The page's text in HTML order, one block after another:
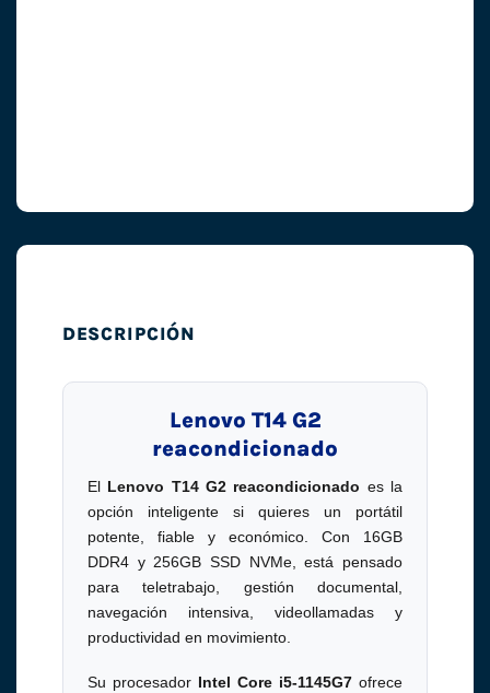
DESCRIPCIÓN
Lenovo T14 G2
reacondicionado
El Lenovo T14 G2 reacondicionado es la
opción inteligente si quieres un portátil
potente, fiable y económico. Con 16GB
DDR4 y 256GB SSD NVMe, está pensado
para teletrabajo, gestión documental,
navegación intensiva, videollamadas y
productividad en movimiento.
Su procesador Intel Core i5-1145G7 ofrece